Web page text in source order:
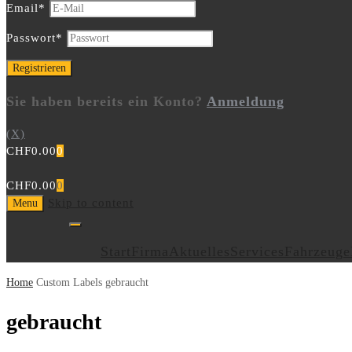
Email*
Passwort*
Sie haben bereits ein Konto? Anmeldung
(X)
CHF0.000
CHF0.000
Menu
Home Custom Labels gebraucht
gebraucht